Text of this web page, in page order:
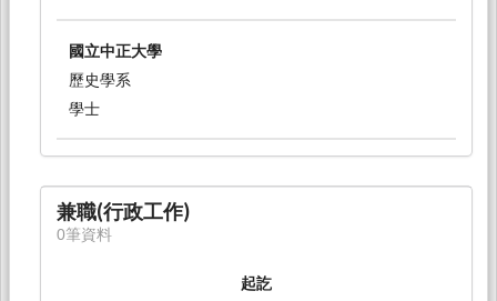
國立中正大學
歷史學系
學士
兼職(行政工作)
0筆資料
起訖